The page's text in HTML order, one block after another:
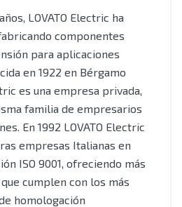
LOVATO Electric ha
componentes
para aplicaciones
en 1922 en Bérgamo
es una empresa privada,
familia de empresarios
En 1992 LOVATO Electric
empresas Italianas en
ISO 9001, ofreciendo más
cumplen con los más
homologación